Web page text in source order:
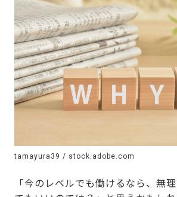
tamayura39 / stock.adobe.com
「今のレベルでも働けるなら、無